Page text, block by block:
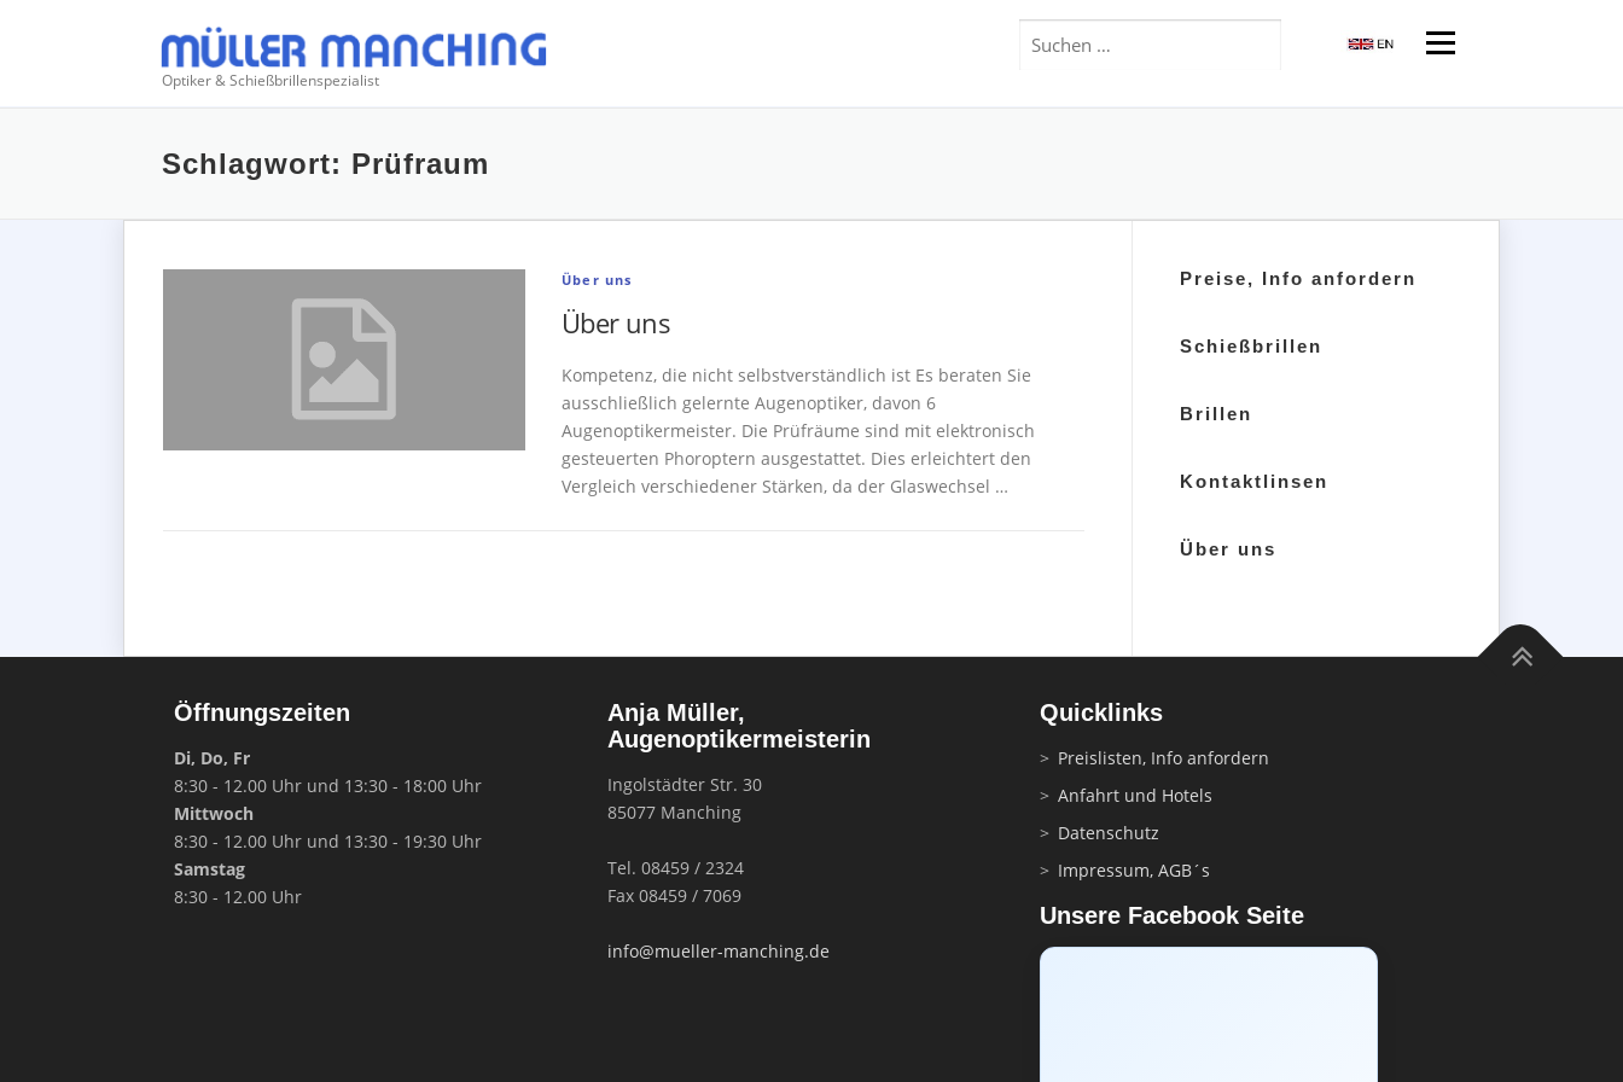
Optiker & Schießbrillenspezialist
Suchen Menü
Schlagwort: Prüfraum
Über uns
Über uns
Kompetenz, die nicht selbstverständlich ist Es beraten Sie
ausschließlich gelernte Augenoptiker, davon 6
Augenoptikermeister. Die Prüfräume sind mit elektronisch
gesteuerten Phoroptern ausgestattet. Dies erleichtert den
Vergleich verschiedener Stärken, da der Glaswechsel …
Preise, Info anfordern
Schießbrillen
Brillen
Kontaktlinsen
Über uns
Öffnungszeiten
Di, Do, Fr
8:30 - 12.00 Uhr und 13:30 - 18:00 Uhr
Mittwoch
8:30 - 12.00 Uhr und 13:30 - 19:30 Uhr
Samstag
8:30 - 12.00 Uhr
Anja Müller,
Augenoptikermeisterin
Ingolstädter Str. 30
85077 Manching
Tel. 08459 / 2324
Fax 08459 / 7069
info@mueller-manching.de
Quicklinks
Preislisten, Info anfordern
Anfahrt und Hotels
Datenschutz
Impressum, AGB´s
Unsere Facebook Seite